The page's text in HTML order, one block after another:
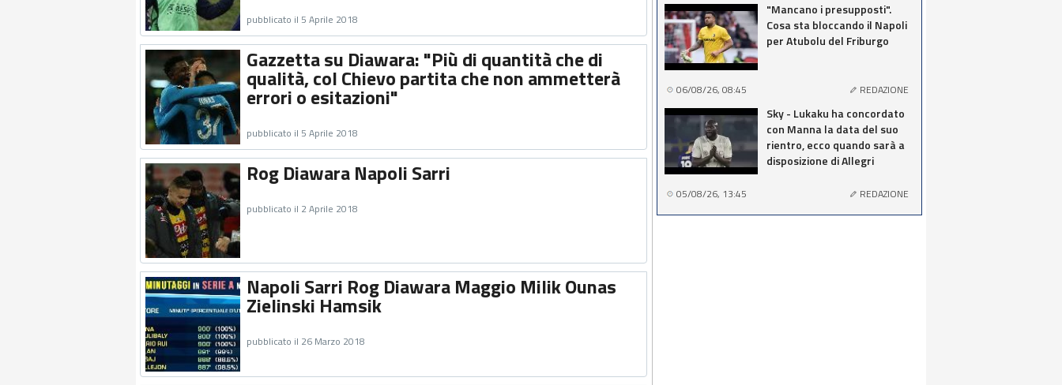
pubblicato il 5 Aprile 2018
Gazzetta su Diawara: "Più di quantità che di
qualità, col Chievo partita che non ammetterà
errori o esitazioni"
pubblicato il 5 Aprile 2018
Rog Diawara Napoli Sarri
pubblicato il 2 Aprile 2018
Napoli Sarri Rog Diawara Maggio Milik Ounas
Zielinski Hamsik
pubblicato il 26 Marzo 2018
"Mancano i presupposti".
Cosa sta bloccando il Napoli
per Atubolu del Friburgo
06/08/26, 08:45 REDAZIONE
Sky - Lukaku ha concordato
con Manna la data del suo
rientro, ecco quando sarà a
disposizione di Allegri
05/08/26, 13:45 REDAZIONE